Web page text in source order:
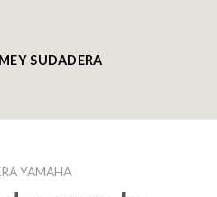
SUDADERA
YAMAHA